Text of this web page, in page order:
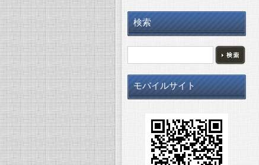
検索
モバイルサイト